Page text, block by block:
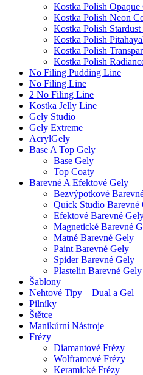
Kostka Polish Opaque
Kostka Polish Neon
Kostka Polish Stardust
Kostka Polish
Kostka Polish
Kostka Polish
No Filing Pudding Line
No Filing Line
2 No Filing Line
Kostka Jelly Line
Gely Studio
Gely Extreme
AcrylGely
Base A Top Gely
Base Gely
Top Coaty
Barevné A Efektové Gely
Bezvýpotkové
Quick Studio Barevné
Efektové Barevné
Magnetické Barevné
Matné Barevné Gely
Paint Barevné Gely
Spider Barevné Gely
Plastelin Barevné Gely
Šablony
Nehtové Tipy – Dual a Gel
Pilníky
Štětce
Manikúrní Nástroje
Frézy
Diamantové Frézy
Wolframové Frézy
Keramické Frézy